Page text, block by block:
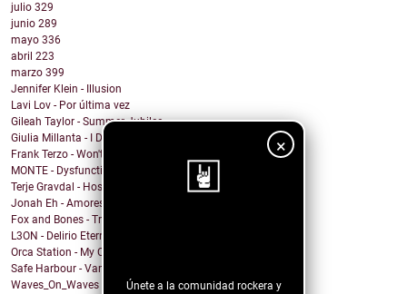
×
Únete a la comunidad rockera y
julio 329
junio 289
mayo 336
abril 223
marzo 399
Jennifer Klein - Illusion
Lavi Lov - Por última vez
Gileah Taylor - Summer Jubilee
Giulia Millanta - I Dance My Way
Frank Terzo - Won't Dance Alone
MONTE - Dysfunctional Mess
Terje Gravdal - Hostage In My Home (feat. Frida H...
Jonah Eh - Amores de Fin de Semana
Fox and Bones - Tricks
L3ON - Delirio Eterno
Orca Station - My Compass
Safe Harbour - Vampire
Waves_On_Waves & Sonic Shades Of Blue & Castles Ma...